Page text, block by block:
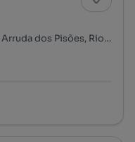
2025-659, Outeiro da Cortiçada e Arruda dos Pisões, Rio Maior, Santarém